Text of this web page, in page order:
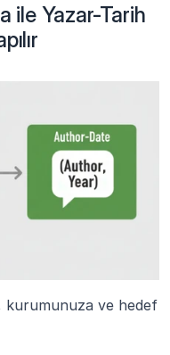
ile Yazar-Tarih
kurumunuza ve hedef